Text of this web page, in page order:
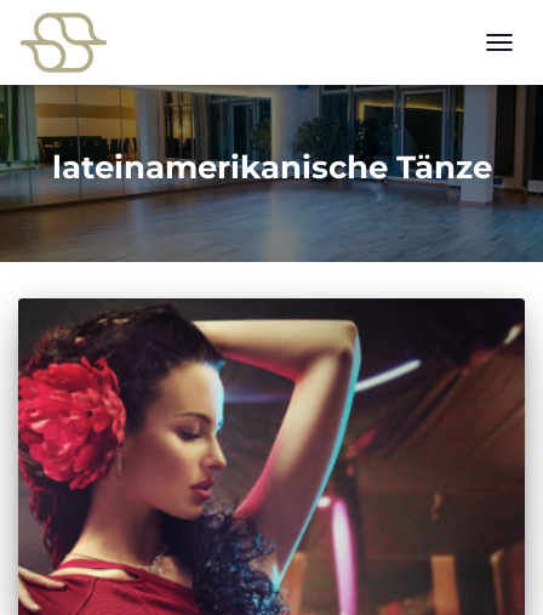
lateinamerikanische Tänze